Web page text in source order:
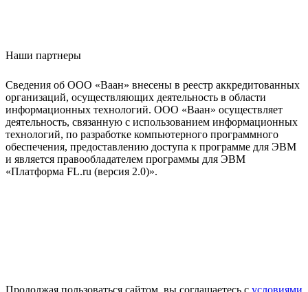
Наши партнеры
Сведения об ООО «Ваан» внесены в реестр аккредитованных
организаций, осуществляющих деятельность в области
информационных технологий. ООО «Ваан» осуществляет
деятельность, связанную с использованием информационных
технологий, по разработке компьютерного программного
обеспечения, предоставлению доступа к программе для ЭВМ
и является правообладателем программы для ЭВМ
«Платформа FL.ru (версия 2.0)».
Продолжая пользоваться сайтом, вы соглашаетесь с условиями